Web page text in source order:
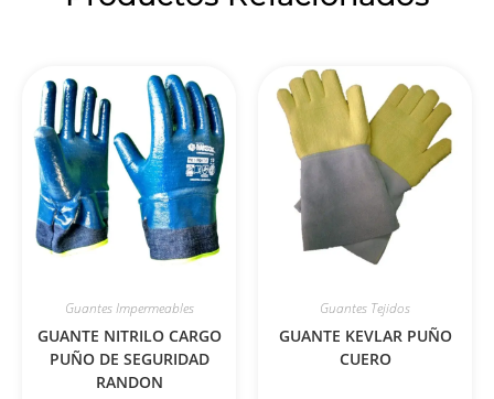
Guantes Impermeables
GUANTE NITRILO CARGO
PUÑO DE SEGURIDAD
RANDON
Guantes Tejidos
GUANTE KEVLAR PUÑO
CUERO